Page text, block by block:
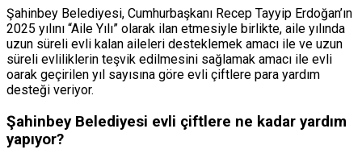
Şahinbey Belediyesi, Cumhurbaşkanı Recep Tayyip Erdoğan’ın
2025 yılını “Aile Yılı” olarak ilan etmesiyle birlikte, aile yılında
uzun süreli evli kalan aileleri desteklemek amacı ile ve uzun
süreli evliliklerin teşvik edilmesini sağlamak amacı ile evli
oarak geçirilen yıl sayısına göre evli çiftlere para yardım
desteği veriyor.
Şahinbey Belediyesi evli çiftlere ne kadar yardım
yapıyor?